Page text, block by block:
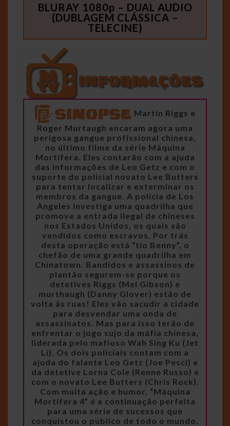
BLURAY 1080p – DUAL AUDIO
(DUBLAGEM CLÁSSICA –
TELECINE)
Martin Riggs e
Roger Murtaugh encaram agora uma
perigosa gangue profissional chinesa,
no último filme da série Máquina
Mortífera. Eles contarão com a ajuda
das informações de Leo Getz e com o
suporte do policial novato Lee Butters
para tentar localizar e exterminar os
membros da gangue. A polícia de Los
Angeles investiga uma quadrilha que
promove a entrada ilegal de chineses
nos Estados Unidos, os quais são
vendidos como escravos. Por trás
desta operação está “tio Benny”, o
chefão de uma grande quadrilha em
Chinatown. Bandidos e assassinos de
plantão segurem-se porque os
detetives Riggs (Mel Gibson) e
murthaugh (Danny Glover) estão de
volta às ruas! Eles vão sacudir a cidade
para desvendar uma onda de
assassinatos. Mas para isso terão de
enfrentar o jogo sujo da máfia chinesa,
liderada pelo mafioso Wah Sing Ku (Jet
Li). Os dois policiais contam com a
ajuda do falante Leo Getz (Joe Pesci) e
da detetive Lorna Cole (Renne Russo) e
com o novato Lee Butters (Chris Rock).
Com muita ação e humor, “Máquina
Mortífera 4” é a continuação perfeita
para uma série de sucessos que
conquistou o público de todo o mundo.